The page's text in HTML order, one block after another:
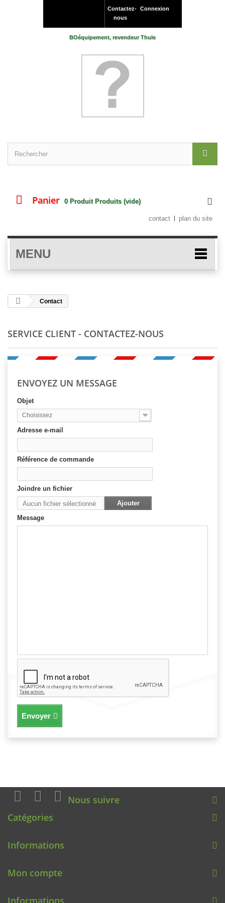
Connexion
Contactez-
nous
BOéquipement, revendeur Thule
Panier 0 Produit Produits (vide)
contact plan du site
MENU
Contact
SERVICE CLIENT - CONTACTEZ-NOUS
ENVOYEZ UN MESSAGE
Objet
Choisissez
Adresse e-mail
Référence de commande
Joindre un fichier
Aucun fichier sélectionné
Ajouter
Message
Envoyer
Nous suivre
Catégories
Informations
Mon compte
Informations